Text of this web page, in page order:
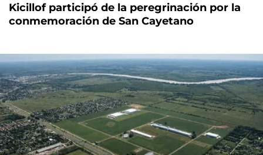
Kicillof participó de la peregrinación por la
conmemoración de San Cayetano